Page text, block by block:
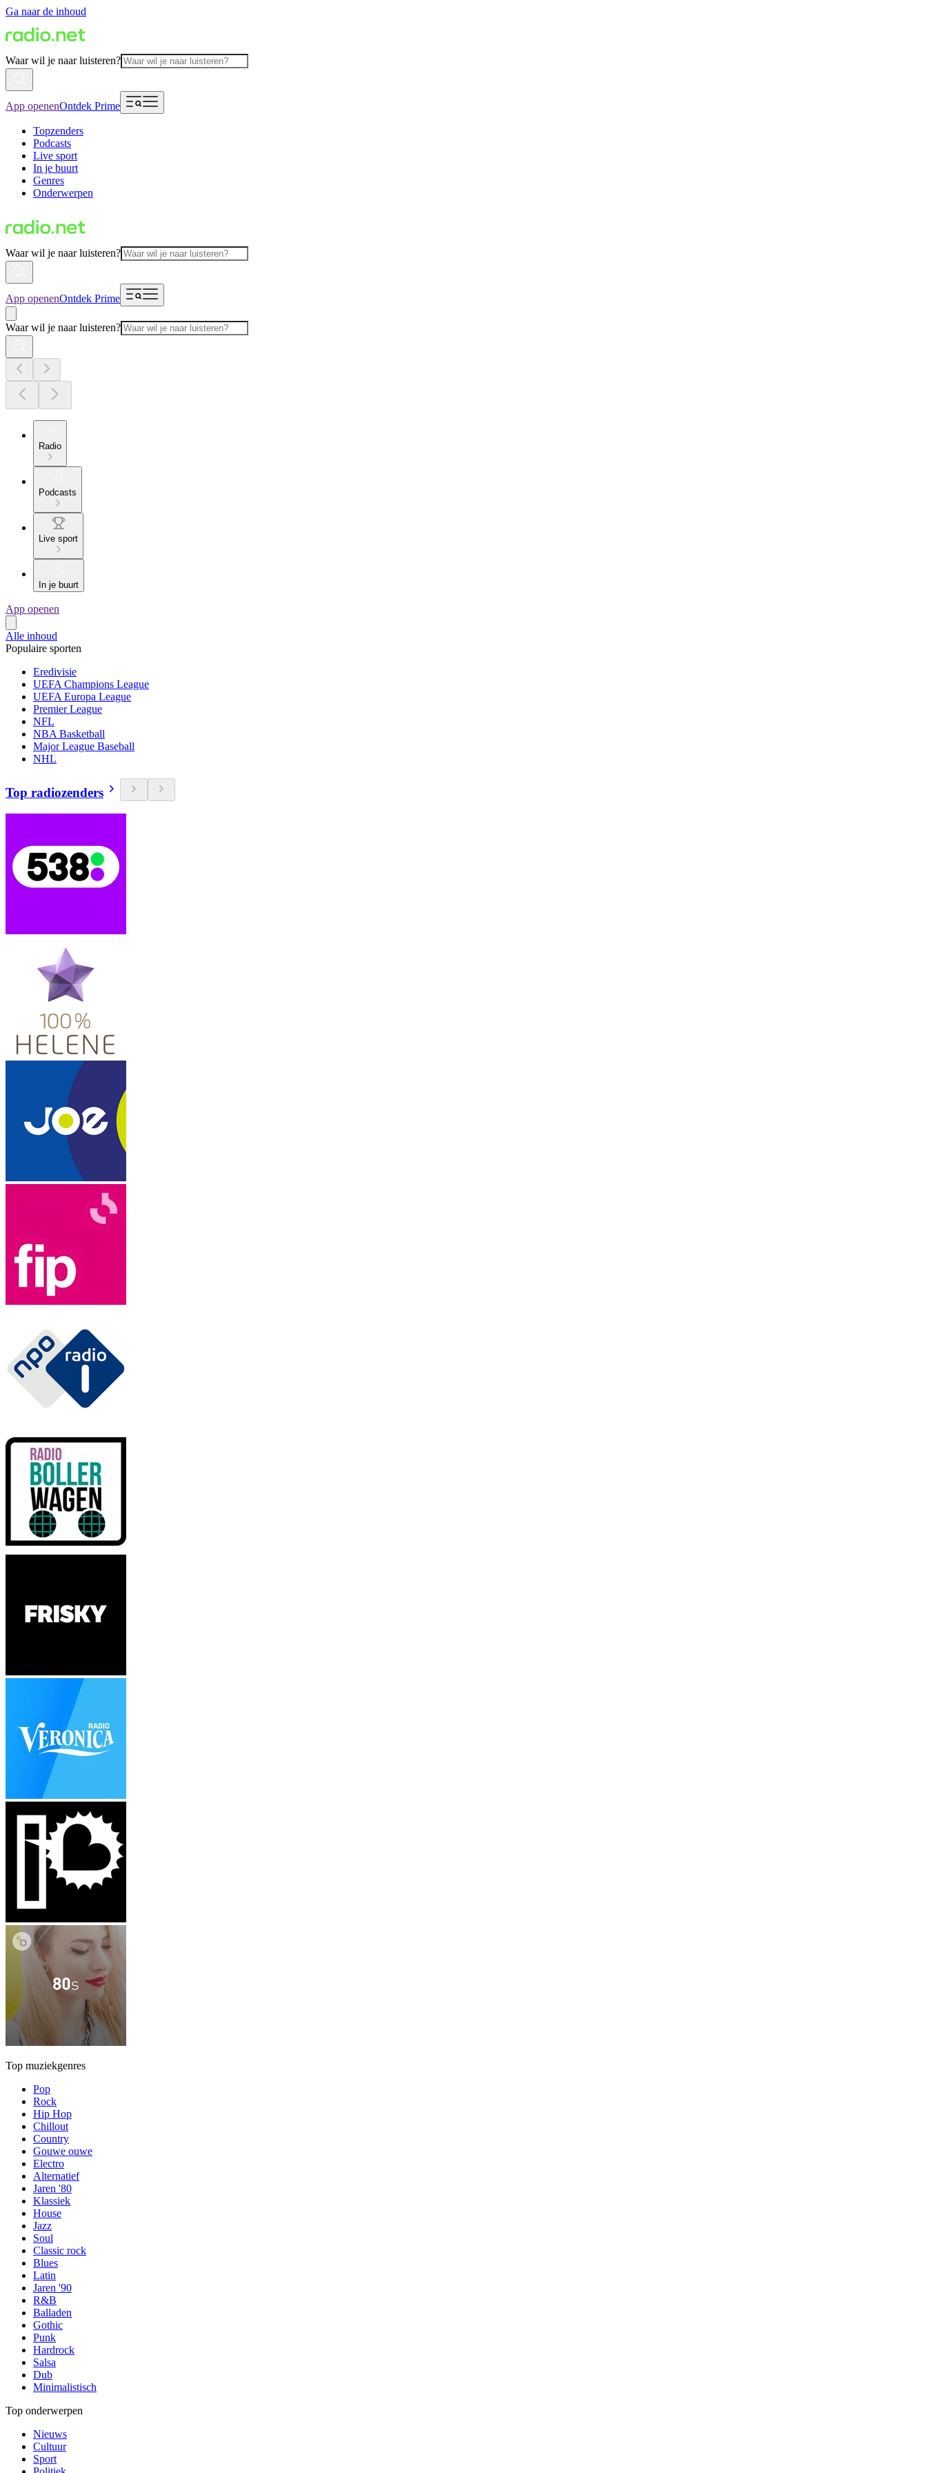
Ga naar de inhoud
Waar wil je naar luisteren?
App openenOntdek Prime
Topzenders
Podcasts
Live sport
In je buurt
Genres
Onderwerpen
Waar wil je naar luisteren?
App openenOntdek Prime
Waar wil je naar luisteren?
Radio
Podcasts
Live sport
In je buurt
App openen
Alle inhoud
Populaire sporten
Eredivisie
UEFA Champions League
UEFA Europa League
Premier League
NFL
NBA Basketball
Major League Baseball
NHL
Top radiozenders
Top muziekgenres
Pop
Rock
Hip Hop
Chillout
Country
Gouwe ouwe
Electro
Alternatief
Jaren '80
Klassiek
House
Jazz
Soul
Classic rock
Blues
Latin
Jaren '90
R&B
Balladen
Gothic
Punk
Hardrock
Salsa
Dub
Minimalistisch
Top onderwerpen
Nieuws
Cultuur
Sport